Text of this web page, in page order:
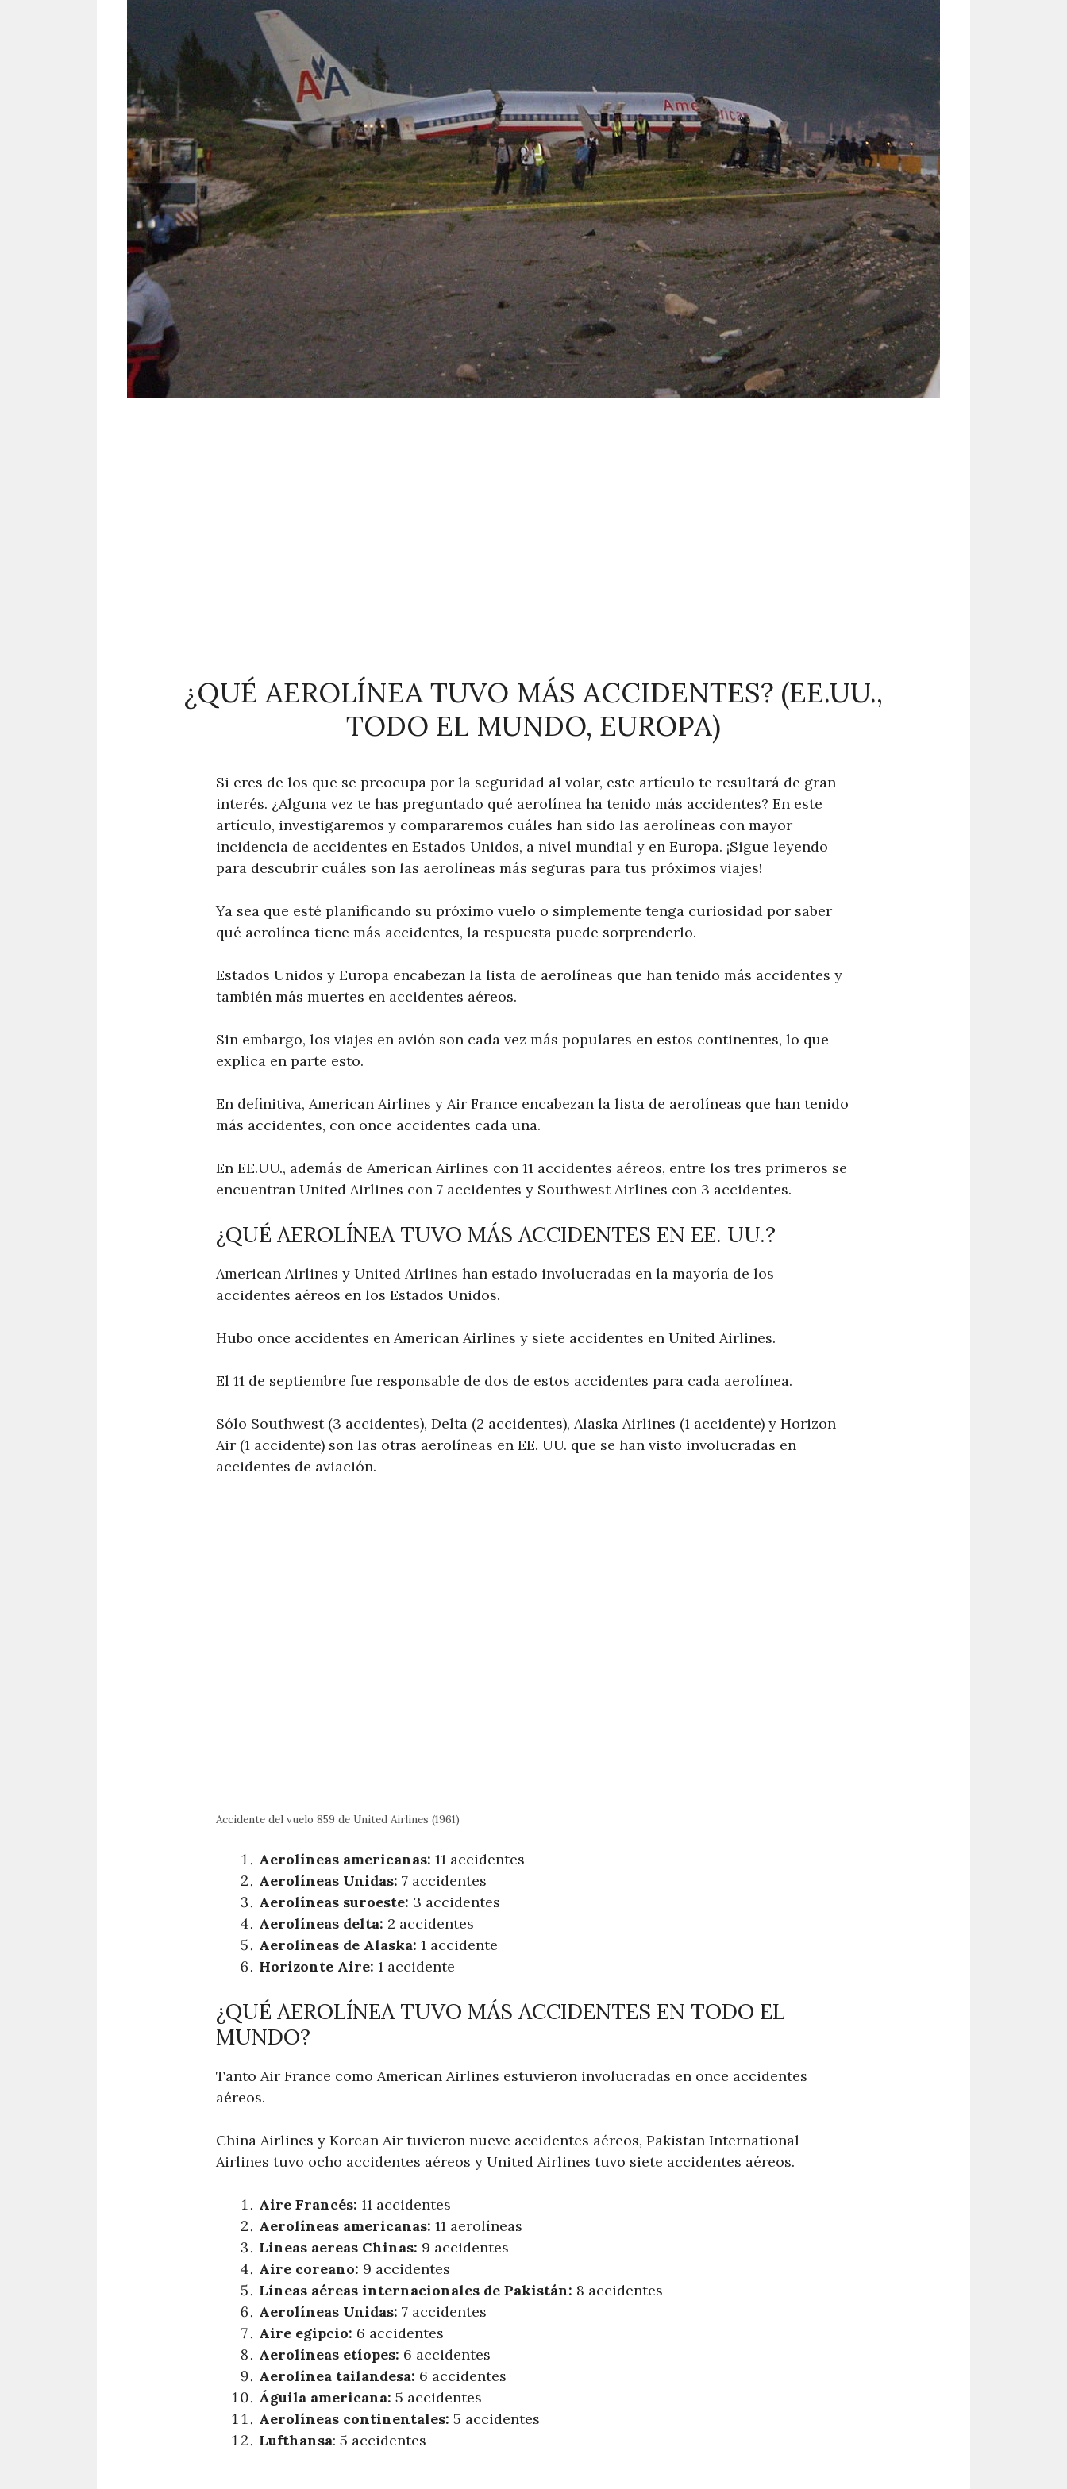
¿QUÉ AEROLÍNEA TUVO MÁS ACCIDENTES? (EE.UU.,
TODO EL MUNDO, EUROPA)
Si eres de los que se preocupa por la seguridad al volar, este artículo te resultará de gran
interés. ¿Alguna vez te has preguntado qué aerolínea ha tenido más accidentes? En este
artículo, investigaremos y compararemos cuáles han sido las aerolíneas con mayor
incidencia de accidentes en Estados Unidos, a nivel mundial y en Europa. ¡Sigue leyendo
para descubrir cuáles son las aerolíneas más seguras para tus próximos viajes!
Ya sea que esté planificando su próximo vuelo o simplemente tenga curiosidad por saber
qué aerolínea tiene más accidentes, la respuesta puede sorprenderlo.
Estados Unidos y Europa encabezan la lista de aerolíneas que han tenido más accidentes y
también más muertes en accidentes aéreos.
Sin embargo, los viajes en avión son cada vez más populares en estos continentes, lo que
explica en parte esto.
En definitiva, American Airlines y Air France encabezan la lista de aerolíneas que han tenido
más accidentes, con once accidentes cada una.
En EE.UU., además de American Airlines con 11 accidentes aéreos, entre los tres primeros se
encuentran United Airlines con 7 accidentes y Southwest Airlines con 3 accidentes.
¿QUÉ AEROLÍNEA TUVO MÁS ACCIDENTES EN EE. UU.?
American Airlines y United Airlines han estado involucradas en la mayoría de los
accidentes aéreos en los Estados Unidos.
Hubo once accidentes en American Airlines y siete accidentes en United Airlines.
El 11 de septiembre fue responsable de dos de estos accidentes para cada aerolínea.
Sólo Southwest (3 accidentes), Delta (2 accidentes), Alaska Airlines (1 accidente) y Horizon
Air (1 accidente) son las otras aerolíneas en EE. UU. que se han visto involucradas en
accidentes de aviación.
Accidente del vuelo 859 de United Airlines (1961)
Aerolíneas americanas: 11 accidentes
Aerolíneas Unidas: 7 accidentes
Aerolíneas suroeste: 3 accidentes
Aerolíneas delta: 2 accidentes
Aerolíneas de Alaska: 1 accidente
Horizonte Aire: 1 accidente
¿QUÉ AEROLÍNEA TUVO MÁS ACCIDENTES EN TODO EL
MUNDO?
Tanto Air France como American Airlines estuvieron involucradas en once accidentes
aéreos.
China Airlines y Korean Air tuvieron nueve accidentes aéreos, Pakistan International
Airlines tuvo ocho accidentes aéreos y United Airlines tuvo siete accidentes aéreos.
Aire Francés: 11 accidentes
Aerolíneas americanas: 11 aerolíneas
Lineas aereas Chinas: 9 accidentes
Aire coreano: 9 accidentes
Líneas aéreas internacionales de Pakistán: 8 accidentes
Aerolíneas Unidas: 7 accidentes
Aire egipcio: 6 accidentes
Aerolíneas etíopes: 6 accidentes
Aerolínea tailandesa: 6 accidentes
Águila americana: 5 accidentes
Aerolíneas continentales: 5 accidentes
Lufthansa: 5 accidentes